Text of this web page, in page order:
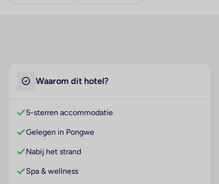
Waarom dit hotel?
5-sterren accommodatie
Gelegen in Pongwe
Nabij het strand
Spa & wellness